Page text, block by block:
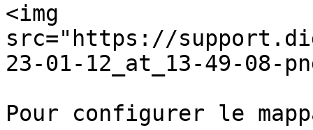
<img
src="https://
23-01-12_at_13-49-08-
Pour configurer le